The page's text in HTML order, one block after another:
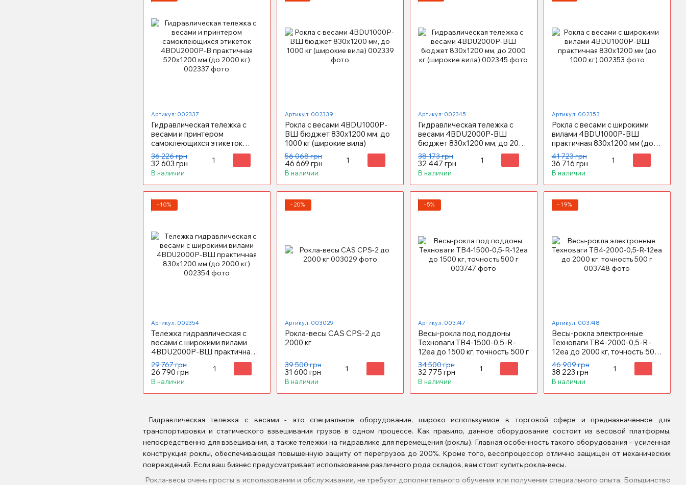
Гидравлическая тележка с весами - это специальное оборудование, широко используемое в торговой сфере и предназначенное для
транспортировки и статического взвешивания грузов в одном процессе. Как правило, данное оборудование состоит из весовой платформы,
непосредственно для взвешивания, а также тележки на гидравлике для перемещения (роклы). Главная особенность такого оборудования – усиленная
конструкция роклы, обеспечивающая повышенную защиту от перегрузов до 200%. Кроме того, весопроцессор отлично защищен от механических
повреждений. Если ваш бизнес предусматривает использование различного рода складов, вам стоит купить рокла-весы.
Рокла-весы очень просты в использовании и обслуживании, не требуют дополнительного обучения или получения специального опыта. Большинство
Артикул: 002337
Гидравлическая тележка с
весами и принтером
самоклеющихся этикеток
4BDU2000P-В практичная
520x1200 мм (до 2000 кг)
36 226 грн
32 603 грн
В наличии
Артикул: 002339
Рокла с весами 4BDU1000P-
ВШ бюджет 830x1200 мм, до
1000 кг (широкие вила)
56 068 грн
46 669 грн
В наличии
Артикул: 002345
Гидравлическая тележка с
весами 4BDU2000P-ВШ
бюджет 830x1200 мм, до 2000
кг (широкие вила)
38 173 грн
32 447 грн
В наличии
Артикул: 002353
Рокла с весами с широкими
вилами 4BDU1000P-ВШ
практичная 830x1200 мм (до
1000 кг)
41 723 грн
36 716 грн
В наличии
−10%
Артикул: 002354
Тележка гидравлическая с
весами с широкими вилами
4BDU2000P-ВШ практичная
830x1200 мм (до 2000 кг)
29 767 грн
26 790 грн
В наличии
−20%
Артикул: 003029
Рокла-весы CAS CPS-2 до
2000 кг
39 500 грн
31 600 грн
В наличии
−5%
Артикул: 003747
Весы-рокла под поддоны
Техноваги ТВ4-1500-0,5-R-
12еa до 1500 кг, точность 500 г
34 500 грн
32 775 грн
В наличии
−19%
Артикул: 003748
Весы-рокла электронные
Техноваги ТВ4-2000-0,5-R-
12еa до 2000 кг, точность 500
г
46 909 грн
38 223 грн
В наличии